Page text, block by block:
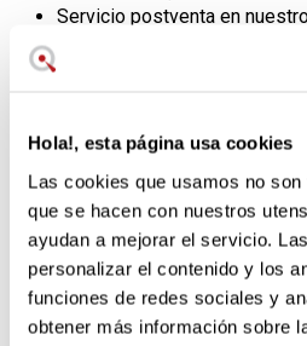
Hola!, esta página usa cookies
Las cookies que usamos no
que se hacen con nuestros
ayudan a mejorar el servicio.
personalizar el contenido y los
funciones de redes sociales y
obtener más información sobre
Servicio postventa en
Estas pinzas tienen sus brazos
manejo y acceder de forma más
del pescado. Un imprescindible de
Laspinzas Global GS 29son un
permitirá quitar todas las espinas
tamaño es de 13cm. Forjado en
livianas, apenas 60 grs.